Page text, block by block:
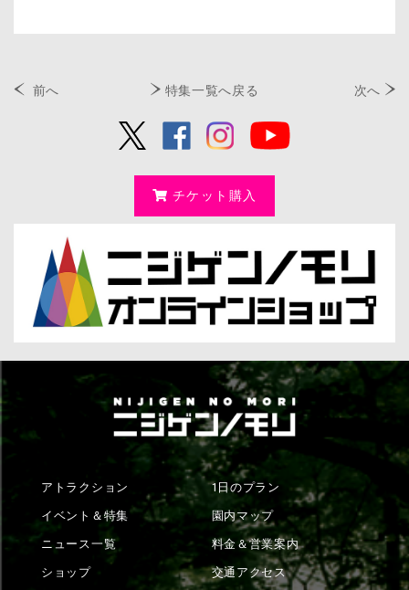
前へ 特集一覧へ戻る 次へ
チケット購入
アトラクション
イベント＆特集
ニュース一覧
ショップ
1日のプラン
園内マップ
料金＆営業案内
交通アクセス